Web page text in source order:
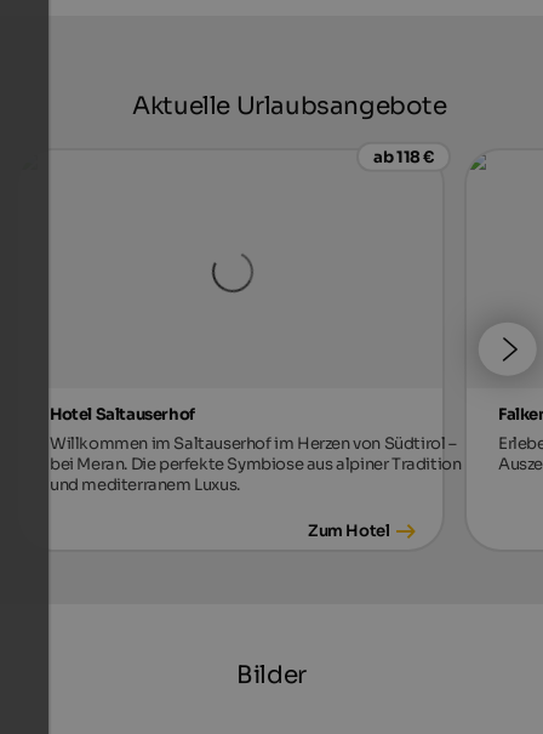
Aktuelle Urlaubsangebote
ab 118 €
Hotel Saltauserhof
Willkommen im Saltauserhof im Herzen von Südtirol –
bei Meran. Die perfekte Symbiose aus alpiner Tradition
und mediterranem Luxus.
Zum Hotel
Bilder